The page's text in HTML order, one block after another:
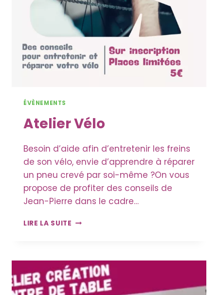
ÉVÈNEMENTS
Atelier Vélo
Besoin d’aide afin d’entretenir les freins
de son vélo, envie d’apprendre à réparer
un pneu crevé par soi-même ?On vous
propose de profiter des conseils de
Jean-Pierre dans le cadre…
LIRE LA SUITE ATELIER